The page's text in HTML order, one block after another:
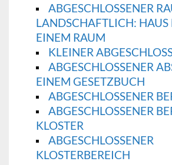
ABGESCHLOSSENER
LANDSCHAFTLICH: HAUS
EINEM RAUM
KLEINER
ABGESCHLOSSENER
EINEM GESETZBUCH
ABGESCHLOSSENER
ABGESCHLOSSENER
KLOSTER
ABGESCHLOSSENER
KLOSTERBEREICH